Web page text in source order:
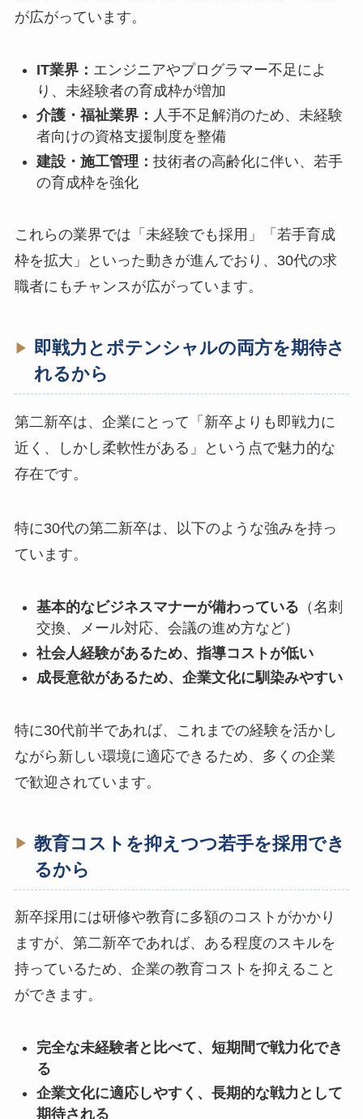
が広がっています。
IT業界： エンジニアやプログラマー不足によ
り、未経験者の育成枠が増加
介護・福祉業界： 人手不足解消のため、未経験
者向けの資格支援制度を整備
建設・施工管理： 技術者の高齢化に伴い、若手
の育成枠を強化
これらの業界では「未経験でも採用」「若手育成
枠を拡大」といった動きが進んでおり、30代の求
職者にもチャンスが広がっています。
即戦力とポテンシャルの両方を期待さ
れるから
第二新卒は、企業にとって「新卒よりも即戦力に
近く、しかし柔軟性がある」という点で魅力的な
存在です。
特に30代の第二新卒は、以下のような強みを持っ
ています。
基本的なビジネスマナーが備わっている （名刺
交換、メール対応、会議の進め方など）
社会人経験があるため、指導コストが低い
成長意欲があるため、企業文化に馴染みやすい
特に30代前半であれば、これまでの経験を活かし
ながら新しい環境に適応できるため、多くの企業
で歓迎されています。
教育コストを抑えつつ若手を採用でき
るから
新卒採用には研修や教育に多額のコストがかかり
ますが、第二新卒であれば、ある程度のスキルを
持っているため、企業の教育コストを抑えること
ができます。
完全な未経験者と比べて、短期間で戦力化でき
る
企業文化に適応しやすく、長期的な戦力として
期待される